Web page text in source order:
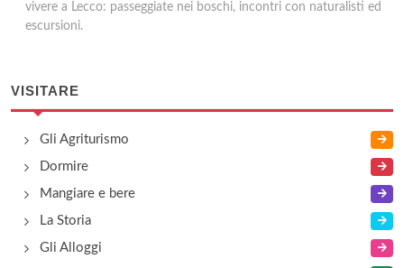
vivere a Lecco: passeggiate nei boschi, incontri con naturalisti ed
escursioni.
VISITARE
Gli Agriturismo
Dormire
Mangiare e bere
La Storia
Gli Alloggi